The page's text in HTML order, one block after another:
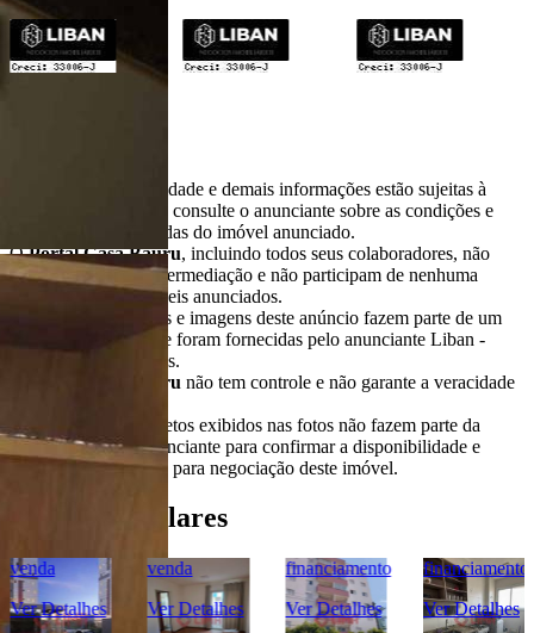
* Valores, disponibilidade e demais informações estão sujeitas à
alterações. SEMPRE consulte o anunciante sobre as condições e
informações atualizadas do imóvel anunciado.
OPortal Casa Bauru, incluindo todos seus colaboradores, não
realizam qualquer intermediação e não participam de nenhuma
negociação dos imóveis anunciados.
Todas as informações e imagens deste anúncio fazem parte de um
anúncio publicitário e foram fornecidas pelo anunciante Liban -
Negócios Imobiliários.
Portal Casa Bauru não tem controle e não garante a veracidade
Móveis e demais objetos exibidos nas fotos não fazem parte da
oferta. Contate o anunciante para confirmar a disponibilidade e
condições detalhadas para negociação deste imóvel.
Imóveis Similares
venda
Ver Detalhes
financiamento
Ver Detalhes
financiamento
Ver Detalhes
venda
Ver Detalhes